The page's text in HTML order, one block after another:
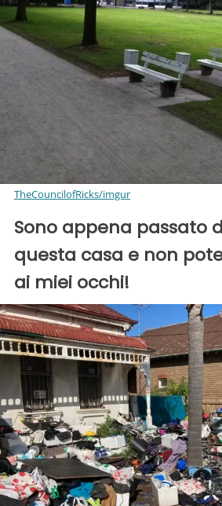
TheCouncilofRicks/imgur
Sono appena passato
questa casa e non
ai miei occhi!